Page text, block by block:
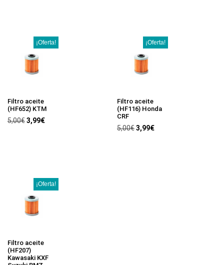
¡Oferta!
Filtro aceite
(HF652) KTM
5,00€3,99€
¡Oferta!
Filtro aceite
(HF116) Honda
CRF
5,00€3,99€
¡Oferta!
Filtro aceite
(HF207)
Kawasaki KXF